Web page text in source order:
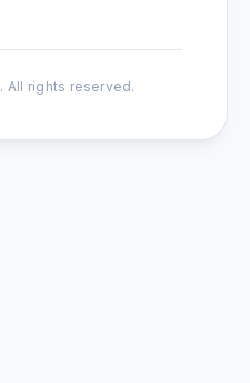
. All rights reserved.